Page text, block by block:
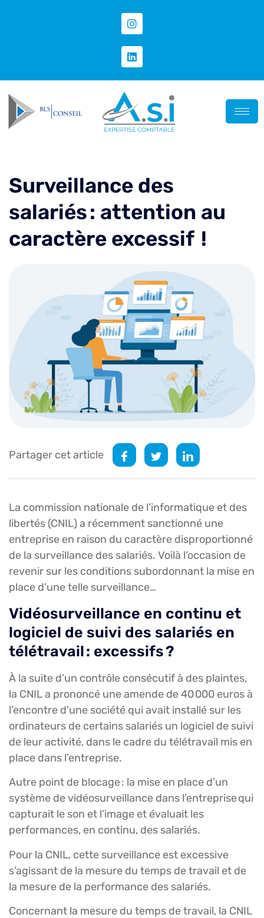
Surveillance des
salariés : attention au
caractère excessif !
Partager cet article
La commission nationale de l’informatique et des
libertés (CNIL) a récemment sanctionné une
entreprise en raison du caractère disproportionné
de la surveillance des salariés. Voilà l’occasion de
revenir sur les conditions subordonnant la mise en
place d’une telle surveillance…
Vidéosurveillance en continu et
logiciel de suivi des salariés en
télétravail : excessifs ?
À la suite d’un contrôle consécutif à des plaintes,
la CNIL a prononcé une amende de 40 000 euros à
l’encontre d’une société qui avait installé sur les
ordinateurs de certains salariés un logiciel de suivi
de leur activité, dans le cadre du télétravail mis en
place dans l’entreprise.
Autre point de blocage : la mise en place d’un
système de vidéosurveillance dans l’entreprise qui
capturait le son et l’image et évaluait les
performances, en continu, des salariés.
Pour la CNIL, cette surveillance est excessive
s’agissant de la mesure du temps de travail et de
la mesure de la performance des salariés.
Concernant la mesure du temps de travail, la CNIL